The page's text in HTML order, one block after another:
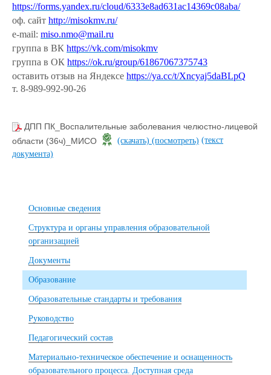
https://forms.yandex.ru/cloud/6333e8ad631ac14369c08aba/
оф. сайт http://misokmv.ru/
e-mail: miso.nmo@mail.ru
группа в ВК https://vk.com/misokmv
группа в ОК https://ok.ru/group/61867067375743
оставить отзыв на Яндексе https://ya.cc/t/Xncyaj5daBLpQ
т. 8-989-992-90-26
ДПП ПК_Воспалительные заболевания челюстно-лицевой
области (36ч)_МИСО
(скачать) (посмотреть) (текст
документа)
Основные сведения
Структура и органы управления образовательной
организацией
Документы
Образование
Образовательные стандарты и требования
Руководство
Педагогический состав
Материально-техническое обеспечение и оснащенность
образовательного процесса. Доступная среда